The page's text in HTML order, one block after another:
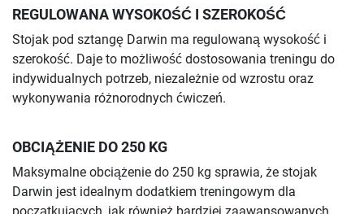
REGULOWANA WYSOKOŚĆ I SZEROKOŚĆ
Stojak pod sztangę Darwin ma regulowaną wysokość i
szerokość. Daje to możliwość dostosowania treningu do
indywidualnych potrzeb, niezależnie od wzrostu oraz
wykonywania różnorodnych ćwiczeń.
OBCIĄŻENIE DO 250 KG
Maksymalne obciążenie do 250 kg sprawia, że stojak
Darwin jest idealnym dodatkiem treningowym dla
początkujących, jak również bardziej zaawansowanych